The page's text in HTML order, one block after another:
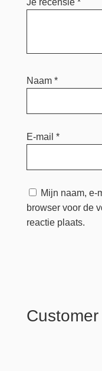
Je recensie *
Naam *
E-mail *
Mijn naam, e-
browser voor de
reactie plaats.